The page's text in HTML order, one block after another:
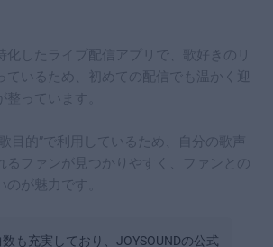
化したライブ配信アプリで、歌好きのリ
ているため、初めての配信でも温かく迎
整っています。
目的”で利用しているため、自分の歌声
るファンが見つかりやすく、ファンとの
のが魅力です。
数も充実しており、JOYSOUNDの公式